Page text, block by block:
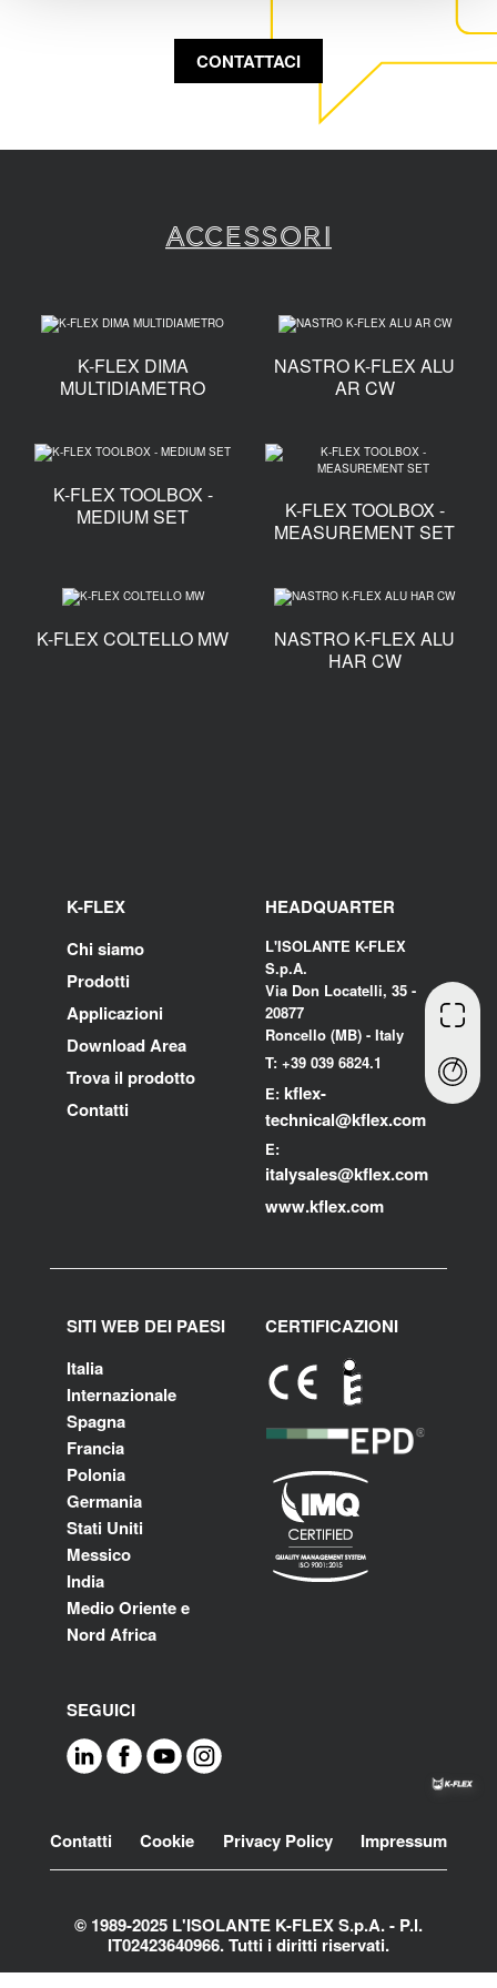
CONTATTACI
Accessori
K-FLEX DIMA
MULTIDIAMETRO
NASTRO K-FLEX ALU
AR CW
K-FLEX TOOLBOX -
MEDIUM SET
K-FLEX TOOLBOX -
MEASUREMENT SET
K-FLEX COLTELLO MW
NASTRO K-FLEX ALU
HAR CW
K-FLEX
Chi siamo
Prodotti
Applicazioni
Download Area
Trova il prodotto
Contatti
HEADQUARTER
L'ISOLANTE K-FLEX
S.p.A.
Via Don Locatelli, 35 -
20877
Roncello (MB) - Italy
T: +39 039 6824.1
E: kflex-
technical@kflex.com
E:
italysales@kflex.com
www.kflex.com
SITI WEB DEI PAESI
Italia
Internazionale
Spagna
Francia
Polonia
Germania
Stati Uniti
Messico
India
Medio Oriente e
Nord Africa
CERTIFICAZIONI
SEGUICI
Footer
Contatti Cookie Privacy Policy Impressum
© 1989-2025 L'ISOLANTE K-FLEX S.p.A. - P.l.
IT02423640966. Tutti i diritti riservati.